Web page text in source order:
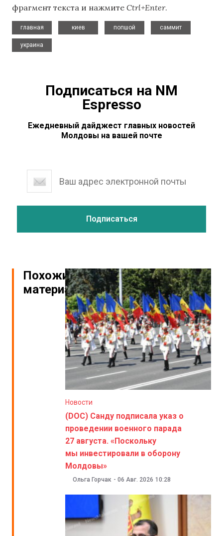
фрагмент текста и нажмите Ctrl+Enter.
главная
киев
попшой
саммит
украина
Подписаться на NM
Espresso
Ежедневный дайджест главных новостей
Молдовы на вашей почте
Похожие
материалы
Новости
(DOC) Санду подписала указ о
проведении военного парада
27 августа. «Поскольку
мы инвестировали в оборону
Молдовы»
Ольга Горчак - 06 Авг. 2026 10:28